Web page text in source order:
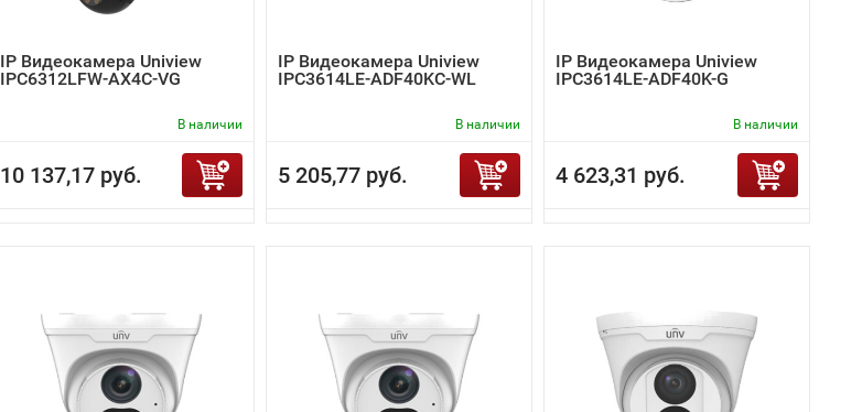
IP Видеокамера Uniview
IPC6312LFW-AX4C-VG
В наличии
10 137,17 руб.
IP Видеокамера Uniview
IPC3614LE-ADF40KC-WL
В наличии
5 205,77 руб.
IP Видеокамера Uniview
IPC3614LE-ADF40K-G
В наличии
4 623,31 руб.